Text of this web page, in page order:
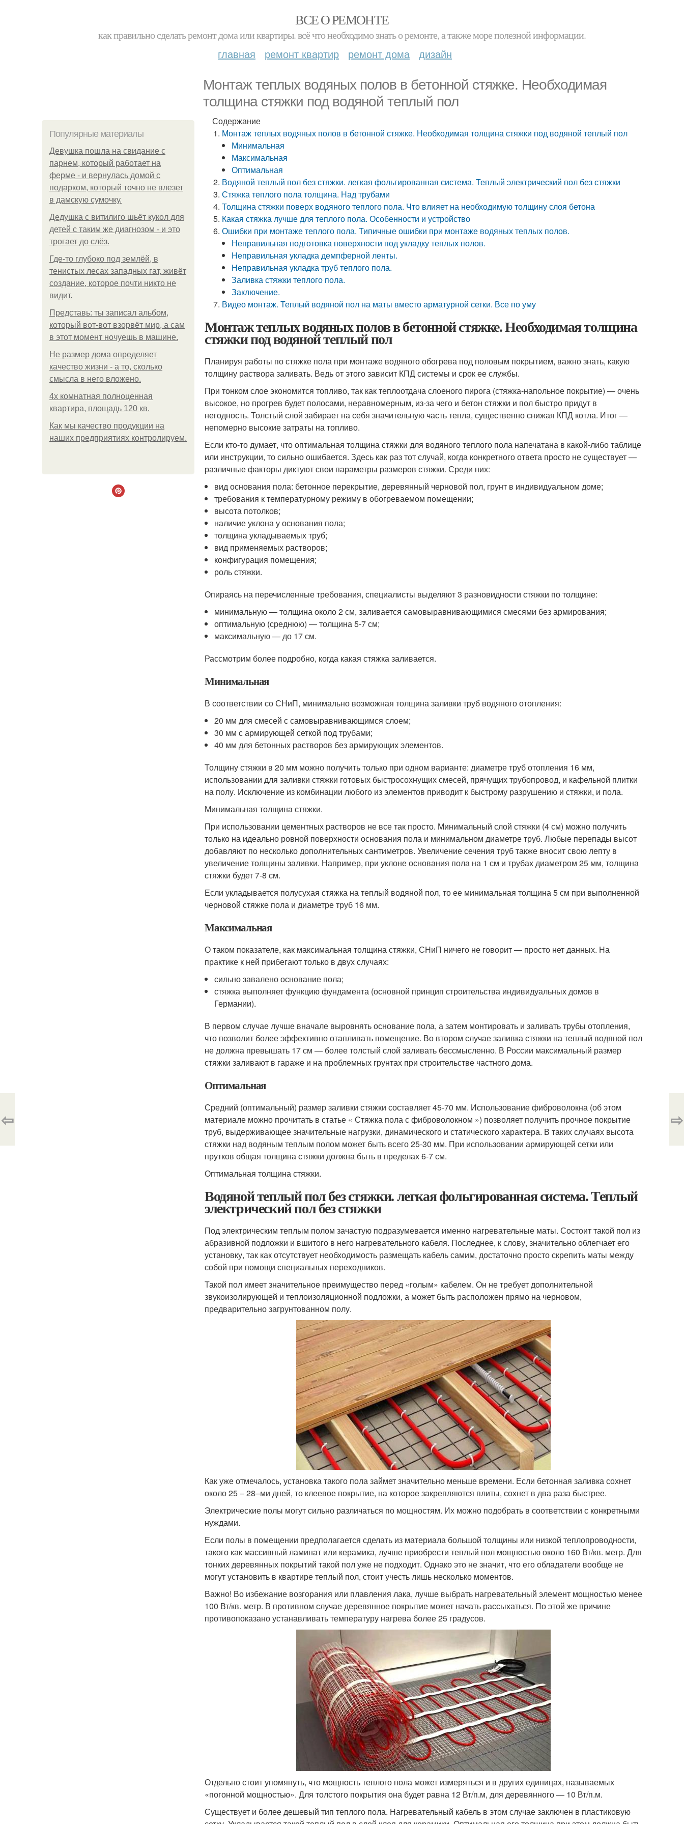
ВСЕ О РЕМОНТЕ
как правильно сделать ремонт дома или квартиры. всё что необходимо знать о ремонте, а также море полезной информации.
главная ремонт квартир ремонт дома дизайн
Монтаж теплых водяных полов в бетонной стяжке. Необходимая
толщина стяжки под водяной теплый пол
Популярные материалы
Девушка пошла на свидание с
парнем, который работает на
ферме - и вернулась домой с
подарком, который точно не влезет
в дамскую сумочку.
Дедушка с витилиго шьёт кукол для
детей с таким же диагнозом - и это
трогает до слёз.
Где-то глубоко под землёй, в
тенистых лесах западных гат, живёт
создание, которое почти никто не
видит.
Представь: ты записал альбом,
который вот-вот взорвёт мир, а сам
в этот момент ночуешь в машине.
Не размер дома определяет
качество жизни - а то, сколько
смысла в него вложено.
4x комнатная полноценная
квартира, площадь 120 кв.
Как мы качество продукции на
наших предприятиях контролируем.
Содержание
Монтаж теплых водяных полов в бетонной стяжке. Необходимая толщина стяжки под водяной теплый пол
Минимальная
Максимальная
Оптимальная
Водяной теплый пол без стяжки. легкая фольгированная система. Теплый электрический пол без стяжки
Стяжка теплого пола толщина. Над трубами
Толщина стяжки поверх водяного теплого пола. Что влияет на необходимую толщину слоя бетона
Какая стяжка лучше для теплого пола. Особенности и устройство
Ошибки при монтаже теплого пола. Типичные ошибки при монтаже водяных теплых полов.
Неправильная подготовка поверхности под укладку теплых полов.
Неправильная укладка демпферной ленты.
Неправильная укладка труб теплого пола.
Заливка стяжки теплого пола.
Заключение.
Видео монтаж. Теплый водяной пол на маты вместо арматурной сетки. Все по уму
Монтаж теплых водяных полов в бетонной стяжке. Необходимая толщина
стяжки под водяной теплый пол
Планируя работы по стяжке пола при монтаже водяного обогрева под половым покрытием, важно знать, какую
толщину раствора заливать. Ведь от этого зависит КПД системы и срок ее службы.
При тонком слое экономится топливо, так как теплоотдача слоеного пирога (стяжка-напольное покрытие) — очень
высокое, но прогрев будет полосами, неравномерным, из-за чего и бетон стяжки и пол быстро придут в
негодность. Толстый слой забирает на себя значительную часть тепла, существенно снижая КПД котла. Итог —
непомерно высокие затраты на топливо.
Если кто-то думает, что оптимальная толщина стяжки для водяного теплого пола напечатана в какой-либо таблице
или инструкции, то сильно ошибается. Здесь как раз тот случай, когда конкретного ответа просто не существует —
различные факторы диктуют свои параметры размеров стяжки. Среди них:
вид основания пола: бетонное перекрытие, деревянный черновой пол, грунт в индивидуальном доме;
требования к температурному режиму в обогреваемом помещении;
высота потолков;
наличие уклона у основания пола;
толщина укладываемых труб;
вид применяемых растворов;
конфигурация помещения;
роль стяжки.
Опираясь на перечисленные требования, специалисты выделяют 3 разновидности стяжки по толщине:
минимальную — толщина около 2 см, заливается самовыравнивающимися смесями без армирования;
оптимальную (среднюю) — толщина 5-7 см;
максимальную — до 17 см.
Рассмотрим более подробно, когда какая стяжка заливается.
Минимальная
В соответствии со СНиП, минимально возможная толщина заливки труб водяного отопления:
20 мм для смесей с самовыравнивающимся слоем;
30 мм с армирующей сеткой под трубами;
40 мм для бетонных растворов без армирующих элементов.
Толщину стяжки в 20 мм можно получить только при одном варианте: диаметре труб отопления 16 мм,
использовании для заливки стяжки готовых быстросохнущих смесей, прячущих трубопровод, и кафельной плитки
на полу. Исключение из комбинации любого из элементов приводит к быстрому разрушению и стяжки, и пола.
Минимальная толщина стяжки.
При использовании цементных растворов не все так просто. Минимальный слой стяжки (4 см) можно получить
только на идеально ровной поверхности основания пола и минимальном диаметре труб. Любые перепады высот
добавляют по несколько дополнительных сантиметров. Увеличение сечения труб также вносит свою лепту в
увеличение толщины заливки. Например, при уклоне основания пола на 1 см и трубах диаметром 25 мм, толщина
стяжки будет 7-8 см.
Если укладывается полусухая стяжка на теплый водяной пол, то ее минимальная толщина 5 см при выполненной
черновой стяжке пола и диаметре труб 16 мм.
Максимальная
О таком показателе, как максимальная толщина стяжки, СНиП ничего не говорит — просто нет данных. На
практике к ней прибегают только в двух случаях:
сильно завалено основание пола;
стяжка выполняет функцию фундамента (основной принцип строительства индивидуальных домов в
Германии).
В первом случае лучше вначале выровнять основание пола, а затем монтировать и заливать трубы отопления,
что позволит более эффективно отапливать помещение. Во втором случае заливка стяжки на теплый водяной пол
не должна превышать 17 см — более толстый слой заливать бессмысленно. В России максимальный размер
стяжки заливают в гараже и на проблемных грунтах при строительстве частного дома.
Оптимальная
Средний (оптимальный) размер заливки стяжки составляет 45-70 мм. Использование фиброволокна (об этом
материале можно прочитать в статье « Стяжка пола с фиброволокном ») позволяет получить прочное покрытие
труб, выдерживающее значительные нагрузки, динамического и статического характера. В таких случаях высота
стяжки над водяным теплым полом может быть всего 25-30 мм. При использовании армирующей сетки или
прутков общая толщина стяжки должна быть в пределах 6-7 см.
Оптимальная толщина стяжки.
Водяной теплый пол без стяжки. легкая фольгированная система. Теплый
электрический пол без стяжки
Под электрическим теплым полом зачастую подразумевается именно нагревательные маты. Состоит такой пол из
абразивной подложки и вшитого в него нагревательного кабеля. Последнее, к слову, значительно облегчает его
установку, так как отсутствует необходимость размещать кабель самим, достаточно просто скрепить маты между
собой при помощи специальных переходников.
Такой пол имеет значительное преимущество перед «голым» кабелем. Он не требует дополнительной
звукоизолирующей и теплоизоляционной подложки, а может быть расположен прямо на черновом,
предварительно загрунтованном полу.
Как уже отмечалось, установка такого пола займет значительно меньше времени. Если бетонная заливка сохнет
около 25 – 28–ми дней, то клеевое покрытие, на которое закрепляются плиты, сохнет в два раза быстрее.
Электрические полы могут сильно различаться по мощностям. Их можно подобрать в соответствии с конкретными
нуждами.
Если полы в помещении предполагается сделать из материала большой толщины или низкой теплопроводности,
такого как массивный ламинат или керамика, лучше приобрести теплый пол мощностью около 160 Вт/кв. метр. Для
тонких деревянных покрытий такой пол уже не подходит. Однако это не значит, что его обладатели вообще не
могут установить в квартире теплый пол, стоит учесть лишь несколько моментов.
Важно! Во избежание возгорания или плавления лака, лучше выбрать нагревательный элемент мощностью менее
100 Вт/кв. метр. В противном случае деревянное покрытие может начать рассыхаться. По этой же причине
противопоказано устанавливать температуру нагрева более 25 градусов.
Отдельно стоит упомянуть, что мощность теплого пола может измеряться и в других единицах, называемых
«погонной мощностью». Для толстого покрытия она будет равна 12 Вт/п.м, для деревянного — 10 Вт/п.м.
Существует и более дешевый тип теплого пола. Нагревательный кабель в этом случае заключен в пластиковую
⇦ ⇨